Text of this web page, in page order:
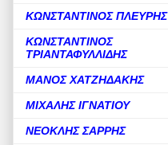
ΚΩΝΣΤΑΝΤΙΝΟΣ ΠΛΕΥΡΗΣ
ΚΩΝΣΤΑΝΤΙΝΟΣ
ΤΡΙΑΝΤΑΦΥΛΛΙΔΗΣ
ΜΑΝΟΣ ΧΑΤΖΗΔΑΚΗΣ
ΜΙΧΑΛΗΣ ΙΓΝΑΤΙΟΥ
ΝΕΟΚΛΗΣ ΣΑΡΡΗΣ